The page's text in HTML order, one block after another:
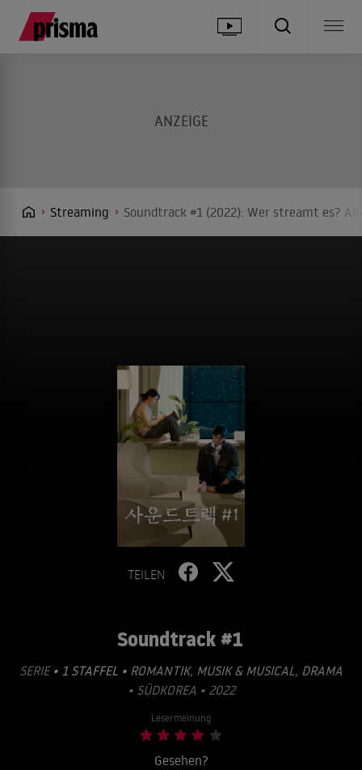
Streaming Soundtrack #1 (2022): Wer streamt es?
TEILEN
Soundtrack #1
SERIE • 1 STAFFEL • ROMANTIK, MUSIK & MUSICAL, DRAMA
• SÜDKOREA • 2022
Lesermeinung
Gesehen?